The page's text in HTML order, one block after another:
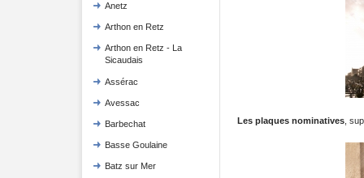
Anetz
Arthon en Retz
Arthon en Retz - La
Sicaudais
Assérac
Avessac
Barbechat
Basse Goulaine
Batz sur Mer
Les plaques nominatives,